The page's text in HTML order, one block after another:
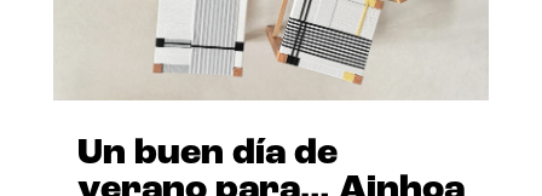
Un buen día de